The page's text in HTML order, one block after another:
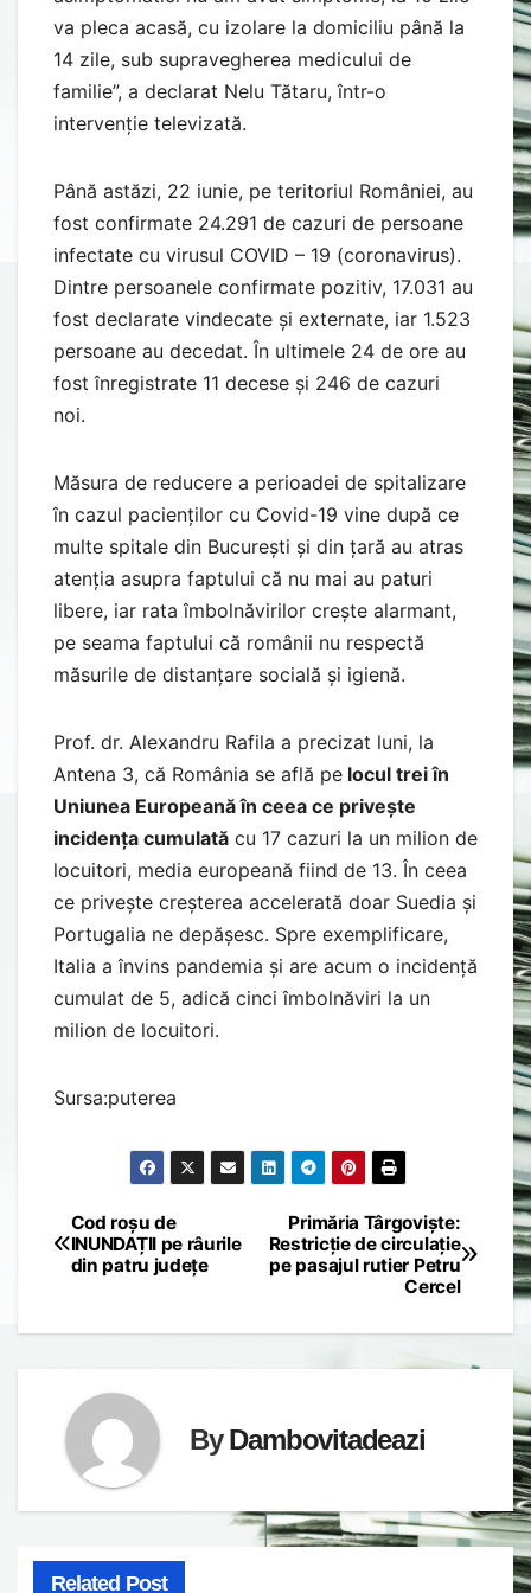
va pleca acasă, cu izolare la domiciliu până la
14 zile, sub supravegherea medicului de
familie”, a declarat Nelu Tătaru, într-o
intervenție televizată.
Până astăzi, 22 iunie, pe teritoriul României, au
fost confirmate 24.291 de cazuri de persoane
infectate cu virusul COVID – 19 (coronavirus).
Dintre persoanele confirmate pozitiv, 17.031 au
fost declarate vindecate și externate, iar 1.523
persoane au decedat. În ultimele 24 de ore au
fost înregistrate 11 decese și 246 de cazuri
noi.
Măsura de reducere a perioadei de spitalizare
în cazul pacienților cu Covid-19 vine după ce
multe spitale din București și din țară au atras
atenția asupra faptului că nu mai au paturi
libere, iar rata îmbolnăvirilor crește alarmant,
pe seama faptului că românii nu respectă
măsurile de distanțare socială și igienă.
Prof. dr. Alexandru Rafila a precizat luni, la
Antena 3, că România se află pe locul trei în
Uniunea Europeană în ceea ce privește
incidența cumulată cu 17 cazuri la un milion de
locuitori, media europeană fiind de 13. În ceea
ce privește creșterea accelerată doar Suedia și
Portugalia ne depășesc. Spre exemplificare,
Italia a învins pandemia și are acum o incidență
cumulat de 5, adică cinci îmbolnăviri la un
milion de locuitori.
Sursa:puterea
Post
navigation
Primăria Târgoviște:
Restricție de circulație
pe pasajul rutier Petru
Cercel
Cod roșu de
INUNDAȚII pe râurile
din patru județe
ByDambovitadeazi
Related Post